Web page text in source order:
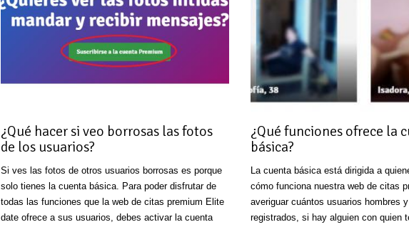
¿Qué hacer si veo borrosas las fotos
de los usuarios?
Si ves las fotos de otros usuarios borrosas es porque
solo tienes la cuenta básica. Para poder disfrutar de
todas las funciones que la web de citas premium Elite
date ofrece a sus usuarios, debes activar la cuenta
¿Qué funciones ofrece la
básica?
La cuenta básica está dirigida a
cómo funciona nuestra web de citas
averiguar cuántos usuarios hombres
registrados, si hay alguien con quien